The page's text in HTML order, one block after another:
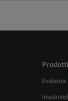
Evidenze